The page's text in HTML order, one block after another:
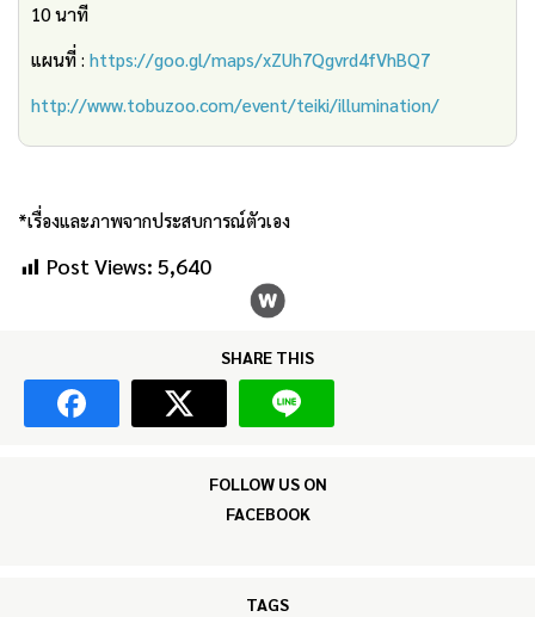
10 นาที
แผนที่ : https://goo.gl/maps/xZUh7Qgvrd4fVhBQ7
http://www.tobuzoo.com/event/teiki/illumination/
*เรื่องและภาพจากประสบการณ์ตัวเอง
Post Views: 5,640
SHARE THIS
FOLLOW US ON
FACEBOOK
TAGS